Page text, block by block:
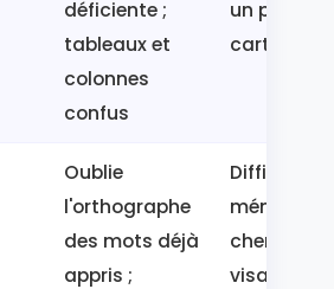
déficiente ;
tableaux et
colonnes
confus
un plan ou
carte
Oublie
l'orthographe
des mots déjà
appris ;
Difficulté à
chemin ou
visages